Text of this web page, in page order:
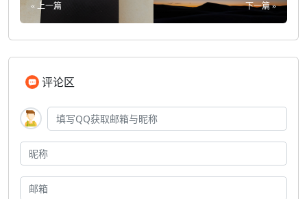
« 上一篇 下一篇 »
评论区